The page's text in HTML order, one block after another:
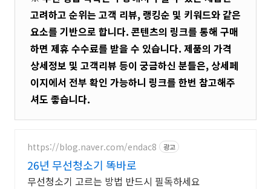
고려하고 순위는 고객 리뷰, 랭킹순 및 키워드와 같은
요소를 기반으로 합니다. 콘텐츠의 링크를 통해 구매
하면 제휴 수수료를 받을 수 있습니다. 제품의 가격
상세정보 및 고객리뷰 등이 궁금하신 분들은, 상세페
이지에서 전부 확인 가능하니 링크를 한번 참고해주
셔도 좋습니다.
https://blog.naver.com/endac8 광고
26년 무선청소기 똑바로
무선청소기 고르는 방법 반드시 필독하세요